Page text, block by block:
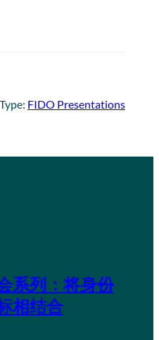
Type: FIDO Presentations
系列：将身份
相结合